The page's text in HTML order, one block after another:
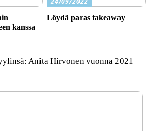
kanssa
Löydä paras takeaway
Anita Hirvonen vuonna 2021